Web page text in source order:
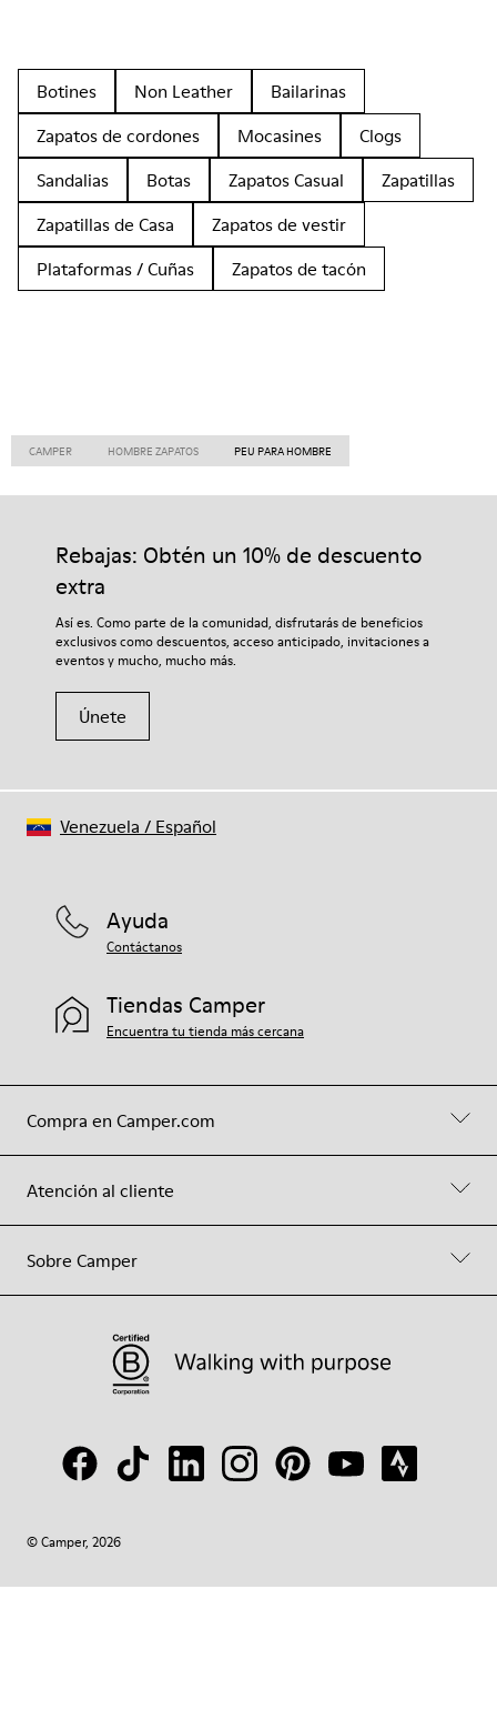
Botines Non Leather
Bailarinas
Zapatos de cordones
Mocasines
Clogs
Sandalias
Botas Zapatos Casual
Zapatillas
Zapatillas de Casa
Zapatos de vestir
Plataformas / Cuñas
Zapatos de tacón
CAMPER HOMBRE ZAPATOS PEU PARA HOMBRE
Rebajas: Obtén un 10% de descuento
extra
Así es. Como parte de la comunidad, disfrutarás de beneficios
exclusivos como descuentos, acceso anticipado, invitaciones a
eventos y mucho, mucho más.
Únete
Compra en Camper.com
Atención al cliente
Sobre Camper
Ayuda
Contáctanos
Tiendas Camper
Encuentra tu tienda más cercana
© Camper, 2026
Venezuela / Español